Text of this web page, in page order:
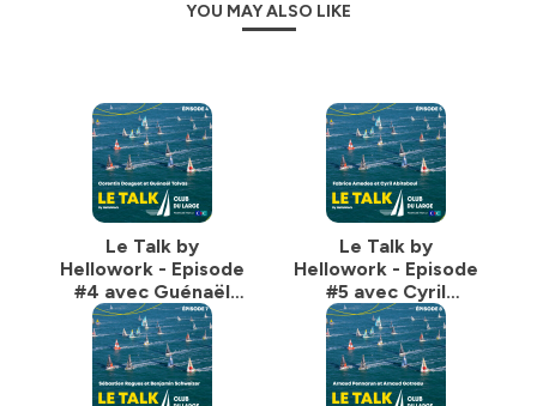
YOU MAY ALSO LIKE
Le Talk by
Hellowork - Episode
#4 avec Guénaël
Talvas et Corentin
Douguet
Le Talk by
Hellowork - Episode
#5 avec Cyril
Abiteboul et
Fabrice Amedeo